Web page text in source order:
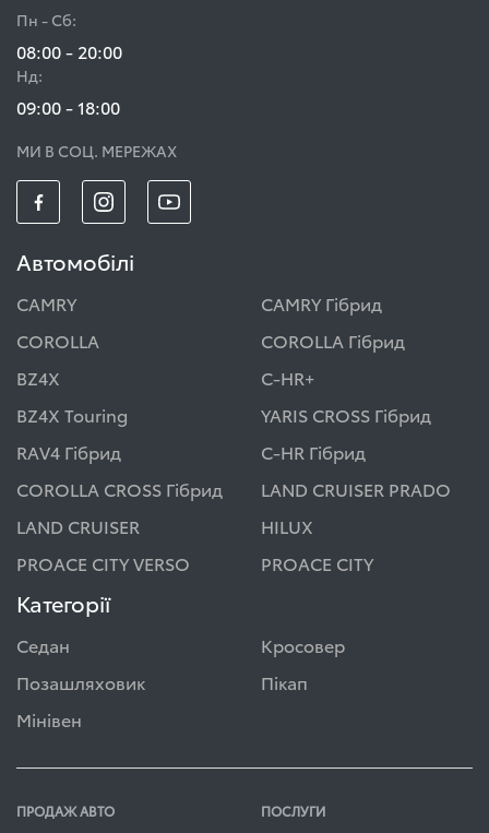
Пн - Сб:
08:00 - 20:00
Нд:
09:00 - 18:00
МИ В СОЦ. МЕРЕЖАХ
Автомобілі
CAMRY
CAMRY Гібрид
COROLLA
COROLLA Гібрид
BZ4X
C-HR+
BZ4X Touring
YARIS CROSS Гібрид
RAV4 Гібрид
C-HR Гібрид
COROLLA CROSS Гібрид
LAND CRUISER PRADO
LAND CRUISER
HILUX
PROACE CITY VERSO
PROACE CITY
Категорії
Седан
Кросовер
Позашляховик
Пікап
Мінівен
ПРОДАЖ АВТО ПОСЛУГИ